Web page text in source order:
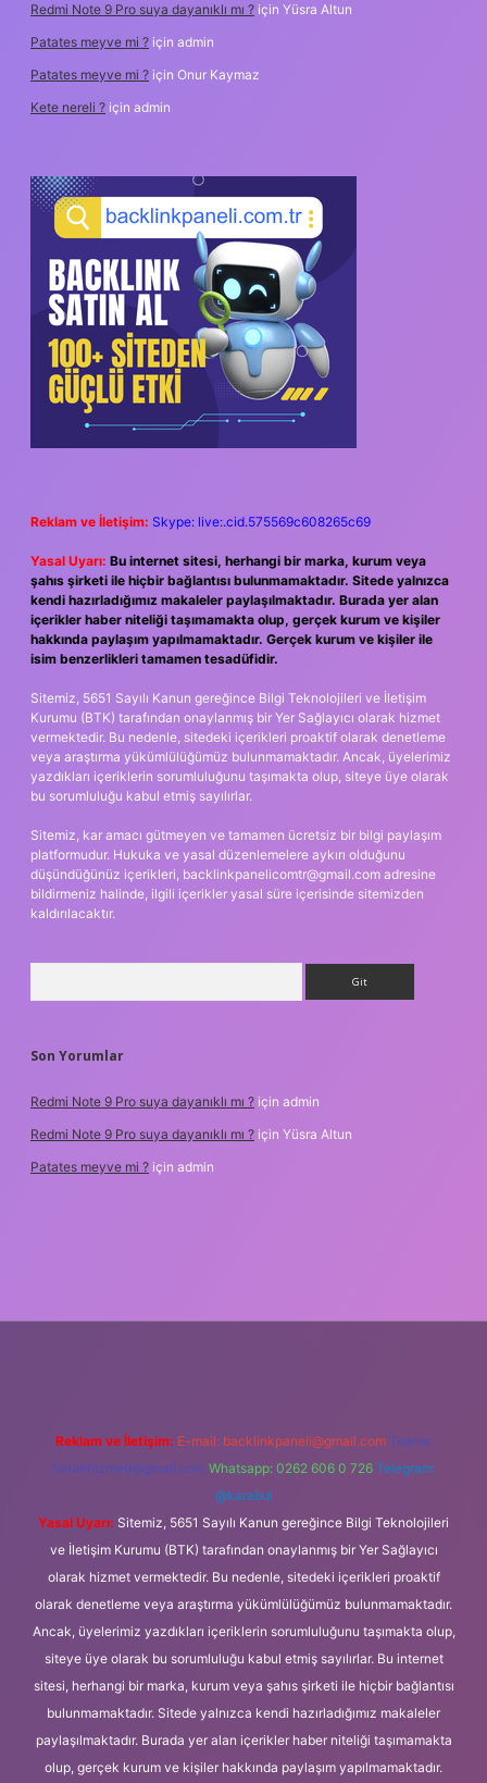
Redmi Note 9 Pro suya dayanıklı mı ? için Yüsra Altun
Patates meyve mi ? için admin
Patates meyve mi ? için Onur Kaymaz
Kete nereli ? için admin
Reklam ve İletişim: Skype: live:.cid.575569c608265c69
Yasal Uyarı: Bu internet sitesi, herhangi bir marka, kurum veya
şahıs şirketi ile hiçbir bağlantısı bulunmamaktadır. Sitede yalnızca
kendi hazırladığımız makaleler paylaşılmaktadır. Burada yer alan
içerikler haber niteliği taşımamakta olup, gerçek kurum ve kişiler
hakkında paylaşım yapılmamaktadır. Gerçek kurum ve kişiler ile
isim benzerlikleri tamamen tesadüfidir.
Sitemiz, 5651 Sayılı Kanun gereğince Bilgi Teknolojileri ve İletişim
Kurumu (BTK) tarafından onaylanmış bir Yer Sağlayıcı olarak hizmet
vermektedir. Bu nedenle, sitedeki içerikleri proaktif olarak denetleme
veya araştırma yükümlülüğümüz bulunmamaktadır. Ancak, üyelerimiz
yazdıkları içeriklerin sorumluluğunu taşımakta olup, siteye üye olarak
bu sorumluluğu kabul etmiş sayılırlar.
Sitemiz, kar amacı gütmeyen ve tamamen ücretsiz bir bilgi paylaşım
platformudur. Hukuka ve yasal düzenlemelere aykırı olduğunu
düşündüğünüz içerikleri, backlinkpanelicomtr@gmail.com adresine
bildirmeniz halinde, ilgili içerikler yasal süre içerisinde sitemizden
kaldırılacaktır.
Son Yorumlar
Redmi Note 9 Pro suya dayanıklı mı ? için admin
Redmi Note 9 Pro suya dayanıklı mı ? için Yüsra Altun
Patates meyve mi ? için admin
Reklam ve İletişim: E-mail: backlinkpaneli@gmail.com Teams:
forumhizmeti@gmail.com Whatsapp: 0262 606 0 726 Telegram:
@karabul
Yasal Uyarı: Sitemiz, 5651 Sayılı Kanun gereğince Bilgi Teknolojileri
ve İletişim Kurumu (BTK) tarafından onaylanmış bir Yer Sağlayıcı
olarak hizmet vermektedir. Bu nedenle, sitedeki içerikleri proaktif
olarak denetleme veya araştırma yükümlülüğümüz bulunmamaktadır.
Ancak, üyelerimiz yazdıkları içeriklerin sorumluluğunu taşımakta olup,
siteye üye olarak bu sorumluluğu kabul etmiş sayılırlar. Bu internet
sitesi, herhangi bir marka, kurum veya şahıs şirketi ile hiçbir bağlantısı
bulunmamaktadır. Sitede yalnızca kendi hazırladığımız makaleler
paylaşılmaktadır. Burada yer alan içerikler haber niteliği taşımamakta
olup, gerçek kurum ve kişiler hakkında paylaşım yapılmamaktadır.